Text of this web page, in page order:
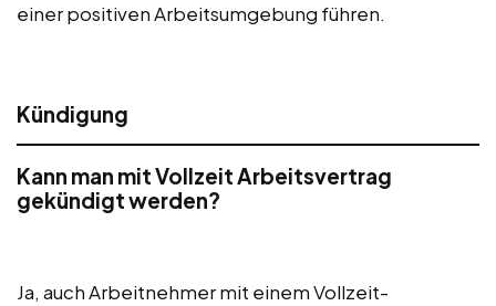
einer positiven Arbeitsumgebung führen.
Kündigung
Kann man mit Vollzeit Arbeitsvertrag
gekündigt werden?
Ja, auch Arbeitnehmer mit einem Vollzeit-